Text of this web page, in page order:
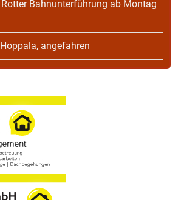
Rotter Bahnunterführung ab Montag
Hoppala, angefahren